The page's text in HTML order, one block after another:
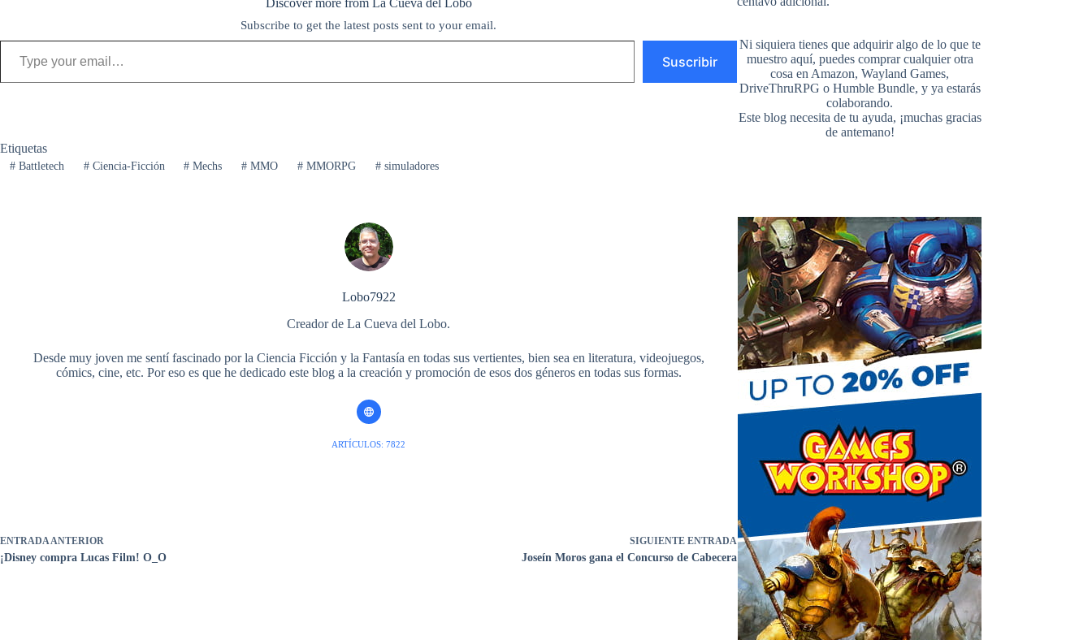
Discover more from La Cueva del Lobo
Subscribe to get the latest posts sent to your email.
Type your email…
Suscribir
Etiquetas
#Battletech #Ciencia-Ficción # Mechs # MMO # MMORPG #simuladores
Lobo7922
Creador de La Cueva del Lobo.
Desde muy joven me sentí fascinado por la Ciencia Ficción y la Fantasía en todas sus vertientes, bien sea en literatura, videojuegos,
cómics, cine, etc. Por eso es que he dedicado este blog a la creación y promoción de esos dos géneros en todas sus formas.
ARTÍCULOS: 7822
ENTRADA ANTERIOR
¡Disney compra Lucas Film! O_O
SIGUIENTEENTRADA
Joseín Moros gana el Concurso de Cabecera
o
o
r
e
t
r
t
r
u
e
C
h
a
n
n
e
Ni siquiera tienes que adquirir algo de lo que te
muestro aquí, puedes comprar cualquier otra
cosa en Amazon,Wayland Games,
DriveThruRPG o Humble Bundle, y ya estarás
colaborando.
Este blog necesita de tu ayuda, ¡muchas gracias
de antemano!